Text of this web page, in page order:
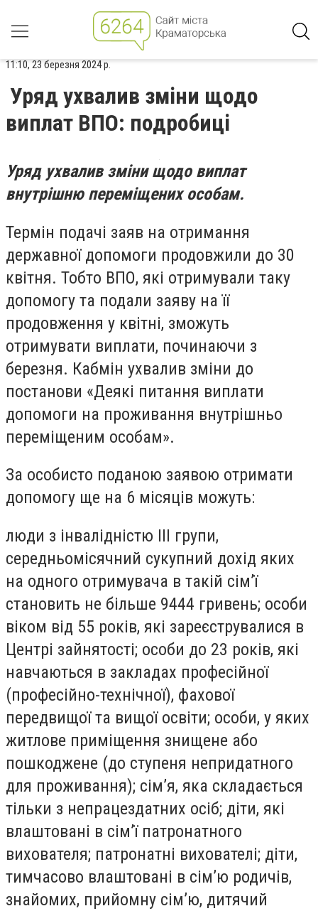
11:10, 23 березня 2024 р.
Уряд ухвалив зміни щодо
виплат ВПО: подробиці
Уряд ухвалив зміни щодо виплат
внутрішню переміщених особам.
Термін подачі заяв на отримання
державної допомоги продовжили до 30
квітня. Тобто ВПО, які отримували таку
допомогу та подали заяву на її
продовження у квітні, зможуть
отримувати виплати, починаючи з
березня. Кабмін ухвалив зміни до
постанови «Деякі питання виплати
допомоги на проживання внутрішньо
переміщеним особам».
За особисто поданою заявою отримати
допомогу ще на 6 місяців можуть:
люди з інвалідністю III групи,
середньомісячний сукупний дохід яких
на одного отримувача в такій сім’ї
становить не більше 9444 гривень; особи
віком від 55 років, які зареєструвалися в
Центрі зайнятості; особи до 23 років, які
навчаються в закладах професійної
(професійно-технічної), фахової
передвищої та вищої освіти; особи, у яких
житлове приміщення знищене або
пошкоджене (до ступеня непридатного
для проживання); сім’я, яка складається
тільки з непрацездатних осіб; діти, які
влаштовані в сім’ї патронатного
вихователя; патронатні вихователі; діти,
тимчасово влаштовані в сім’ю родичів,
знайомих, прийомну сім’ю, дитячий